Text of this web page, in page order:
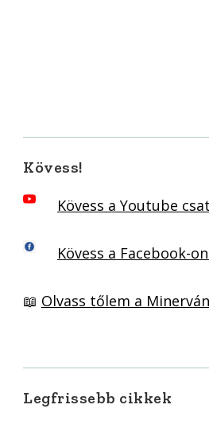
Kövess!
Kövess a Youtube
Kövess a Facebook-
📖 Olvass tőlem a
Legfrissebb cikkek